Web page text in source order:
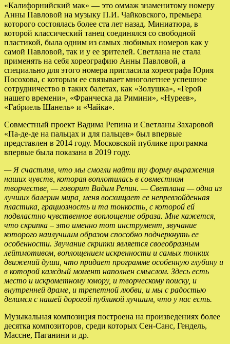
«Калифорнийский мак» — это оммаж знаменитому номеру
Анны Павловой на музыку П.И. Чайковского, премьера
которого состоялась более ста лет назад. Миниатюра, в
которой классический танец соединялся со свободной
пластикой, была одним из самых любимых номеров как у
самой Павловой, так и у ее зрителей. Светлана не стала
применять на себя хореографию Анны Павловой, а
специально для этого номера пригласила хореографа Юрия
Посохова, с которым ее связывает многолетнее успешное
сотрудничество в таких балетах, как «Золушка», «Герой
нашего времени», «Франческа да Римини», «Нуреев»,
«Габриель Шанель» и «Чайка».
Совместный проект Вадима Репина и Светланы Захаровой
«Па-де-де на пальцах и для пальцев» был впервые
представлен в 2014 году. Московской публике программа
впервые была показана в 2019 году.
— Я счастлив, что мы смогли найти ту форму выражения
наших чувств, которая воплотилась в совместном
творчестве, — говорит Вадим Репин. — Светлана — одна из
лучших балерин мира, меня восхищает ее непревзойденная
пластика, грациозность и та тонкость, с которой ей
подвластно чувственное воплощение образа. Мне кажется,
что скрипка – это именно тот инструмент, звучание
которого наилучшим образом способно подчеркнуть ее
особенности. Звучание скрипки является своеобразным
лейтмотивом, воплощением искренности и самых тонких
движений души, что придает программе особенную глубину и
в которой каждый момент наполнен смыслом. Здесь есть
место и искрометному юмору, и творческому поиску, и
внутренней драме, и трепетной любви, и мы с радостью
делимся с нашей дорогой публикой лучшим, что у нас есть.
Музыкальная композиция построена на произведениях более
десятка композиторов, среди которых Сен-Санс, Гендель,
Массне, Паганини и др.